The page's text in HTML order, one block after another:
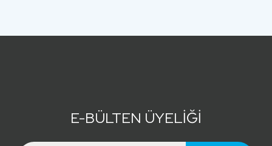
E-BÜLTEN ÜYELİĞİ